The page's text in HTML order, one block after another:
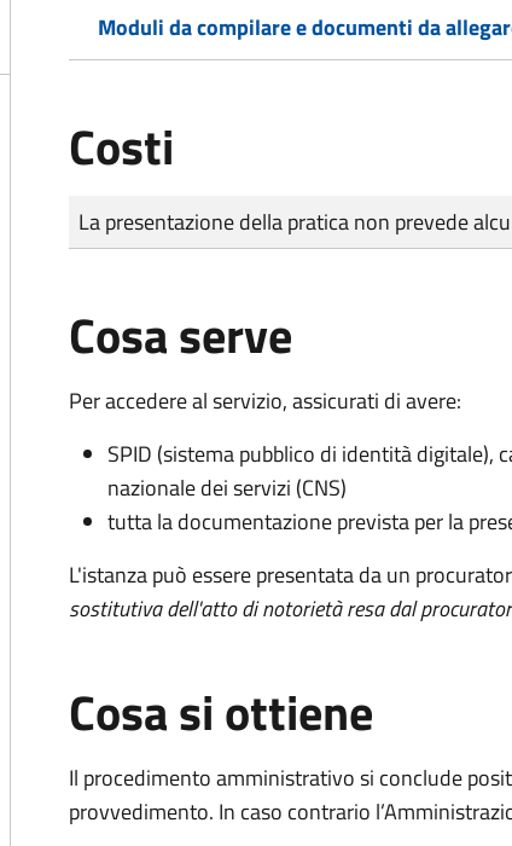
Moduli da compilare e documenti da
Costi
Tipo di pagamento
Importo
La presentazione della pratica non prevede
Cosa serve
Per accedere al servizio, assicurati di avere:
SPID (sistema pubblico di identità digitale),
nazionale dei servizi (CNS)
tutta la documentazione prevista per la
L'istanza può essere presentata da un
sostitutiva dell'atto di notorietà resa dal
Cosa si ottiene
Il procedimento amministrativo si conclude
provvedimento. In caso contrario